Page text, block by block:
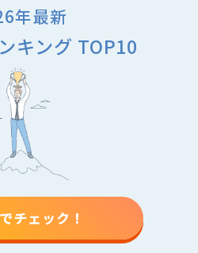
年最新
キング TOP10
チェック！